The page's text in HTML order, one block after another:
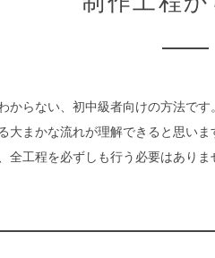
らない、初中級者向けの方法です。
まかな流れが理解できると思いま
工程を必ずしも行う必要はあり